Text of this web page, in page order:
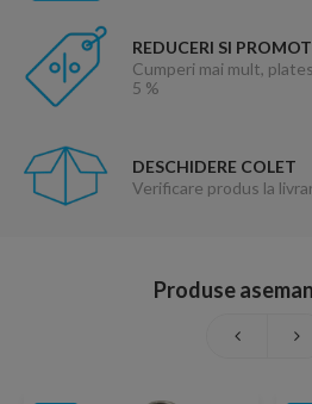
REDUCERI SI
Cumperi mai mult,
5 %
DESCHIDERE COLET
Verificare produs la
Produse